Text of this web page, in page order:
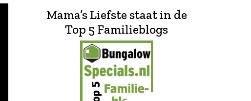
Mama’s Liefste staat in de
Top 5 Familieblogs